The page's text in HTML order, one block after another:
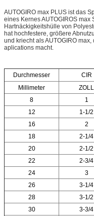
AUTOGIRO max PLUS ist das
eines Kernes AUTOGIROS
Hartnäckigkeitshülle von
hat hochfestere, größere
und kriecht als AUTOGIRO
aplications macht.
Durchmesser CIR
Millimeter
ZOLL
8
1
12
1-1/2
16
2
18
2-1/4
20
2-1/2
22
2-3/4
24
3
26
3-1/4
28
3-1/2
30
3-3/4